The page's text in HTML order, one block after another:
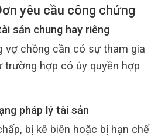
yêu cầu công chứng
sản chung hay riêng
vợ chồng cần có sự tham gia
trường hợp có ủy quyền hợp
pháp lý tài sản
bị kê biên hoặc bị hạn chế